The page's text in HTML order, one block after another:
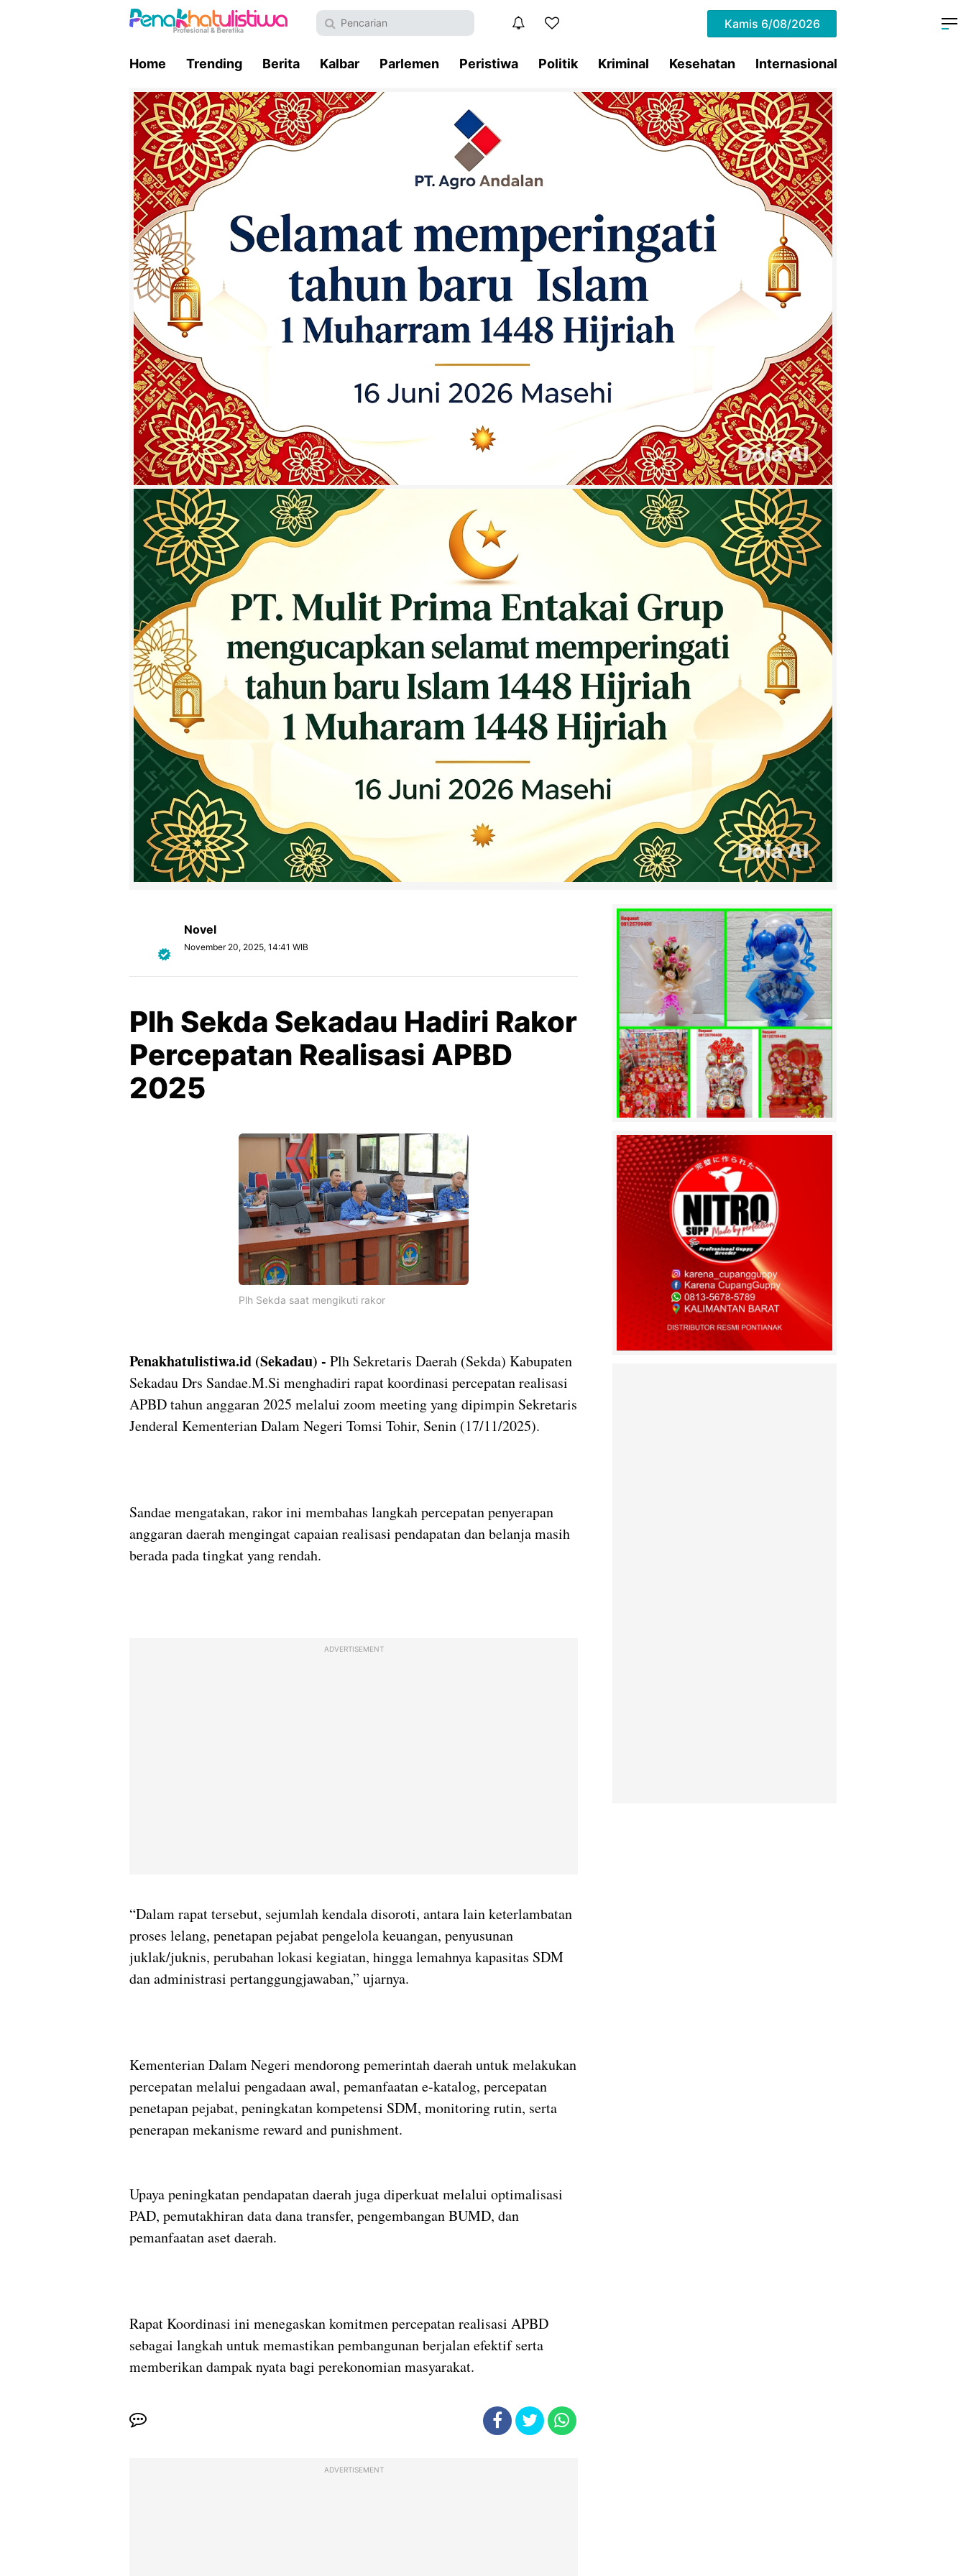
Kamis 6/08/2026
Home Trending Berita Kalbar Parlemen Peristiwa Politik Kriminal Kesehatan Internasional
Novel
November 20, 2025, 14:41 WIB
Plh Sekda Sekadau Hadiri Rakor
Percepatan Realisasi APBD
2025
Plh Sekda saat mengikuti rakor
Penakhatulistiwa.id (Sekadau) - Plh Sekretaris Daerah (Sekda) Kabupaten
Sekadau Drs Sandae.M.Si menghadiri rapat koordinasi percepatan realisasi
APBD tahun anggaran 2025 melalui zoom meeting yang dipimpin Sekretaris
Jenderal Kementerian Dalam Negeri Tomsi Tohir, Senin (17/11/2025).
Sandae mengatakan, rakor ini membahas langkah percepatan penyerapan
anggaran daerah mengingat capaian realisasi pendapatan dan belanja masih
berada pada tingkat yang rendah.
ADVERTISEMENT
“Dalam rapat tersebut, sejumlah kendala disoroti, antara lain keterlambatan
proses lelang, penetapan pejabat pengelola keuangan, penyusunan
juklak/juknis, perubahan lokasi kegiatan, hingga lemahnya kapasitas SDM
dan administrasi pertanggungjawaban,” ujarnya.
Kementerian Dalam Negeri mendorong pemerintah daerah untuk melakukan
percepatan melalui pengadaan awal, pemanfaatan e-katalog, percepatan
penetapan pejabat, peningkatan kompetensi SDM, monitoring rutin, serta
penerapan mekanisme reward and punishment.
Upaya peningkatan pendapatan daerah juga diperkuat melalui optimalisasi
PAD, pemutakhiran data dana transfer, pengembangan BUMD, dan
pemanfaatan aset daerah.
Rapat Koordinasi ini menegaskan komitmen percepatan realisasi APBD
sebagai langkah untuk memastikan pembangunan berjalan efektif serta
memberikan dampak nyata bagi perekonomian masyarakat.
ADVERTISEMENT